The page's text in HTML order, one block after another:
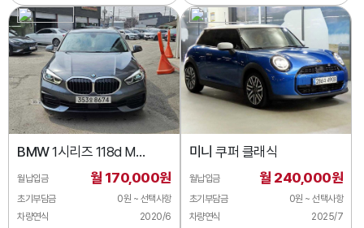
BMW1시리즈 118d M
스포츠 퍼스트 에디션
월납입금 월 170,000원
초기부담금
0원 ~ 선택사항
차량연식
2020/6
미니 쿠퍼 클래식
월납입금 월 240,000원
초기부담금
0원 ~ 선택사항
차량연식
2025/7